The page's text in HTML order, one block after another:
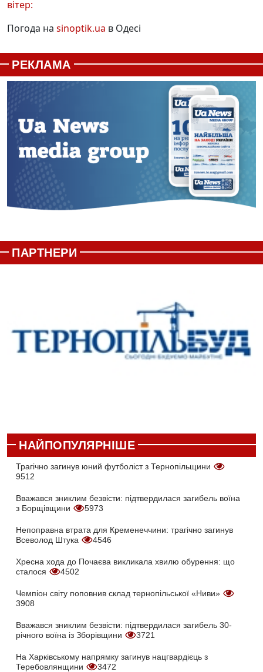
вітер:
Погода на sinoptik.ua в Одесі
РЕКЛАМА
ПАРТНЕРИ
НАЙПОПУЛЯРНІШЕ
Трагічно загинув юний футболіст з Тернопільщини
9512
Вважався зниклим безвісти: підтвердилася загибель воїна
з Борщівщини
5973
Непоправна втрата для Кременеччини: трагічно загинув
Всеволод Штука
4546
Хресна хода до Почаєва викликала хвилю обурення: що
сталося
4502
Чемпіон світу поповнив склад тернопільської «Ниви»
3908
Вважався зниклим безвісти: підтвердилася загибель 30-
річного воїна із Зборівщини
3721
На Харківському напрямку загинув нацгвардієць з
Теребовлянщини
3472